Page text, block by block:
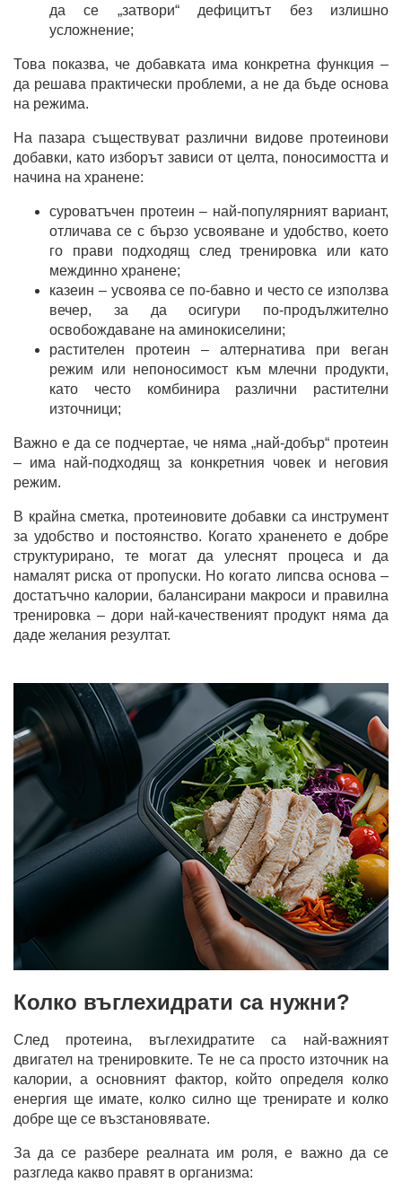
да се „затвори“ дефицитът без излишно
усложнение;
Това показва, че добавката има конкретна функция –
да решава практически проблеми, а не да бъде основа
на режима.
На пазара съществуват различни видове протеинови
добавки, като изборът зависи от целта, поносимостта и
начина на хранене:
суроватъчен протеин – най-популярният вариант,
отличава се с бързо усвояване и удобство, което
го прави подходящ след тренировка или като
междинно хранене;
казеин – усвоява се по-бавно и често се използва
вечер, за да осигури по-продължително
освобождаване на аминокиселини;
растителен протеин – алтернатива при веган
режим или непоносимост към млечни продукти,
като често комбинира различни растителни
източници;
Важно е да се подчертае, че няма „най-добър“ протеин
– има най-подходящ за конкретния човек и неговия
режим.
В крайна сметка, протеиновите добавки са инструмент
за удобство и постоянство. Когато храненето е добре
структурирано, те могат да улеснят процеса и да
намалят риска от пропуски. Но когато липсва основа –
достатъчно калории, балансирани макроси и правилна
тренировка – дори най-качественият продукт няма да
даде желания резултат.
Колко въглехидрати са нужни?
След протеина, въглехидратите са най-важният
двигател на тренировките. Те не са просто източник на
калории, а основният фактор, който определя колко
енергия ще имате, колко силно ще тренирате и колко
добре ще се възстановявате.
За да се разбере реалната им роля, е важно да се
разгледа какво правят в организма: